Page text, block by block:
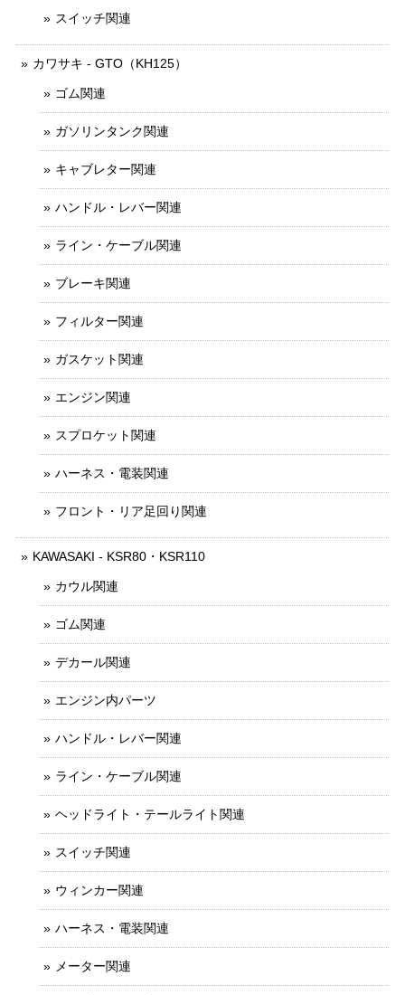
スイッチ関連
カワサキ - GTO（KH125）
ゴム関連
ガソリンタンク関連
キャブレター関連
ハンドル・レバー関連
ライン・ケーブル関連
ブレーキ関連
フィルター関連
ガスケット関連
エンジン関連
スプロケット関連
ハーネス・電装関連
フロント・リア足回り関連
KAWASAKI - KSR80・KSR110
カウル関連
ゴム関連
デカール関連
エンジン内パーツ
ハンドル・レバー関連
ライン・ケーブル関連
ヘッドライト・テールライト関連
スイッチ関連
ウィンカー関連
ハーネス・電装関連
メーター関連